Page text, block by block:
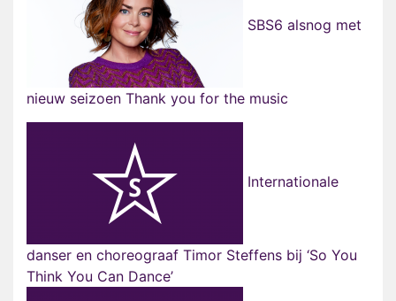
SBS6 alsnog met
nieuw seizoen Thank you for the music
Internationale
danser en choreograaf Timor Steffens bij ‘So You
Think You Can Dance’